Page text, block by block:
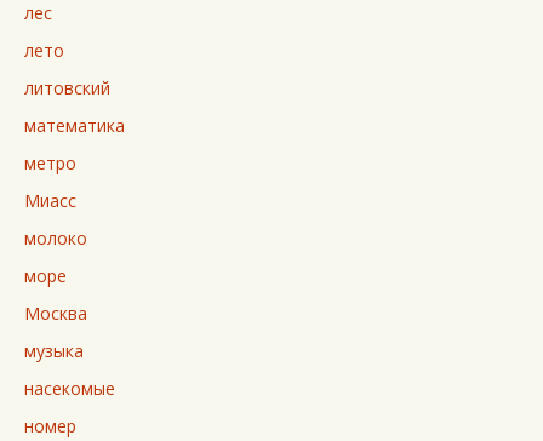
лес
лето
литовский
математика
метро
Миасс
молоко
море
Москва
музыка
насекомые
номер